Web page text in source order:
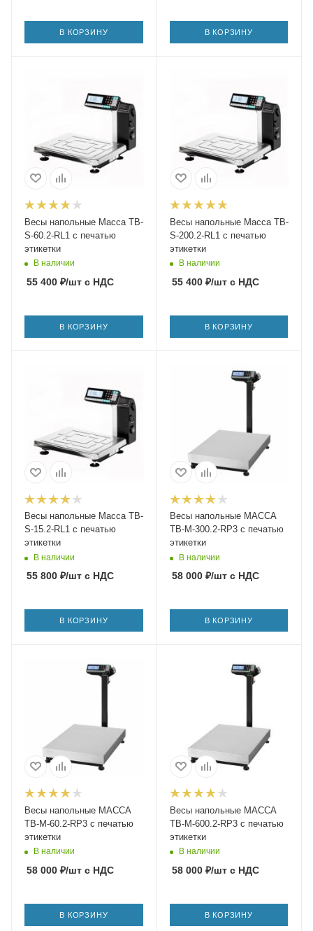
В КОРЗИНУ В КОРЗИНУ
Весы напольные Масса TB-
S-60.2-RL1 с печатью
этикетки
В наличии
55 400 ₽/шт с НДС
В КОРЗИНУ
Весы напольные Масса TB-
S-200.2-RL1 с печатью
этикетки
В наличии
55 400₽/штс НДС
В КОРЗИНУ
Весы напольные Масса TB-
S-15.2-RL1 с печатью
этикетки
В наличии
55 800 ₽/шт с НДС
В КОРЗИНУ
Весы напольные МАССА
ТВ-M-300.2-RP3 с печатью
этикетки
В наличии
58 000₽/штс НДС
В КОРЗИНУ
Весы напольные МАССА
ТВ-M-60.2-RP3 с печатью
этикетки
В наличии
58 000 ₽/шт с НДС
В КОРЗИНУ
Весы напольные МАССА
ТВ-M-600.2-RP3 с печатью
этикетки
В наличии
58 000₽/штс НДС
В КОРЗИНУ